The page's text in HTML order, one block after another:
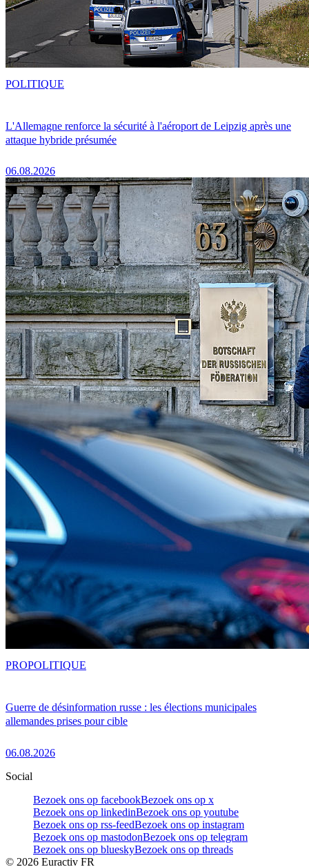
L'Allemagne renforce la sécurité à l'aéroport de Leipzig après une
attaque hybride présumée
06.08.2026
POLITIQUE
Guerre de désinformation russe : les élections municipales
allemandes prises pour cible
06.08.2026
PROPOLITIQUE
Social
Bezoek ons op facebookBezoek ons op x
Bezoek ons op linkedinBezoek ons op youtube
Bezoek ons op rss-feedBezoek ons op instagram
Bezoek ons op mastodonBezoek ons op telegram
Bezoek ons op blueskyBezoek ons op threads
© 2026 Euractiv FR